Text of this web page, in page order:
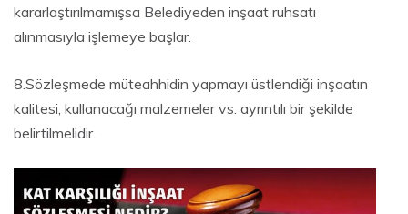
kararlaştırılmamışsa Belediyeden inşaat ruhsatı
alınmasıyla işlemeye başlar.
8.Sözleşmede müteahhidin yapmayı üstlendiği inşaatın
kalitesi, kullanacağı malzemeler vs. ayrıntılı bir şekilde
belirtilmelidir.